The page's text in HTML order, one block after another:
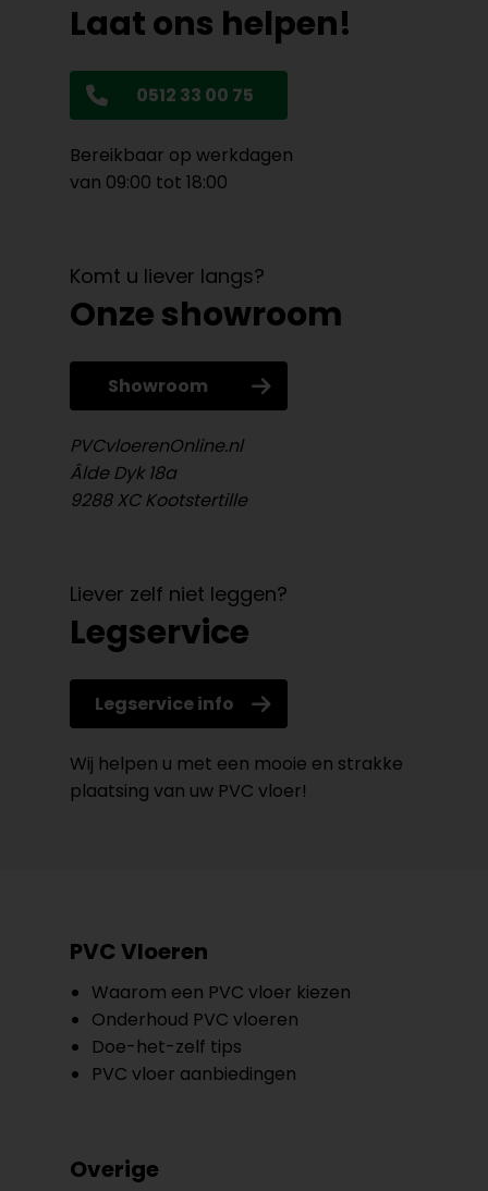
Laat ons helpen!
0512 33 00 75
Bereikbaar op werkdagen
van 09:00 tot 18:00
Komt u liever langs?
Onze showroom
Showroom
PVCvloerenOnline.nl
Âlde Dyk 18a
9288 XC Kootstertille
Liever zelf niet leggen?
Legservice
Legservice info
Wij helpen u met een mooie en strakke
plaatsing van uw PVC vloer!
PVC Vloeren
Waarom een PVC vloer kiezen
Onderhoud PVC vloeren
Doe-het-zelf tips
PVC vloer aanbiedingen
Overige